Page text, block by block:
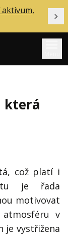
která
což platí i
je řada
motivovat
v
je vystřižena